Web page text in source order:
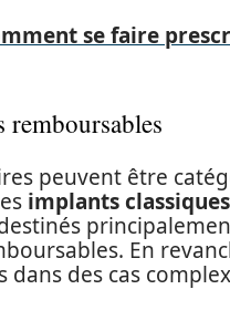
se faire
remboursables
peuvent être
implants classiques
En
des cas